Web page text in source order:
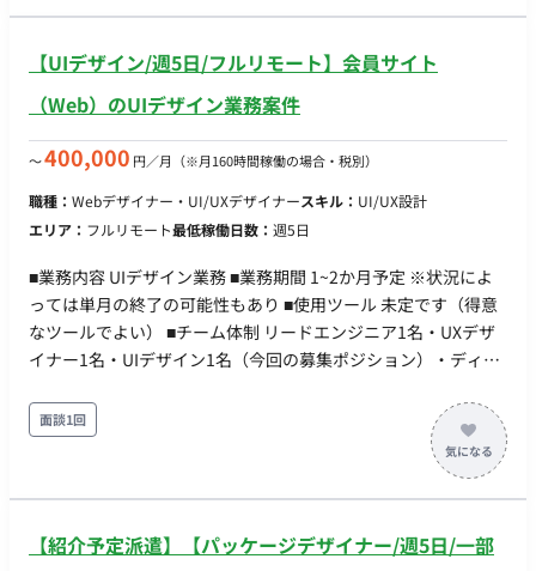
ィレクション、施策の推進まで（※スキルやご希望に応じて調
囲に含みません。あくまで運用・活用の設計とディレクション
が中心となります。 ■チーム体制 社内のメンバーと一緒に進め
み砕いて分かりやすくご提案いただけると助かります。 ■業務
か等） ■対象プロダクト アプリ：CIPPO（シッポ）／地域ポー
タルアプリ ■開発フェーズと予定 アプリのデザイン・開発は完
くフェーズです。 ■案件の魅力（会社について・サービスにつ
いて） 正社員ほどのリソースは割けないものの、既に形になっ
ているアプリを土台に、「地域でどう広げるか」を裁量を持っ
て企画・推進できる環境です。フリーマガジンで17年培った地
域基盤があるため、施策の手応えを感じやすいのも魅力です。
■リモート稼働について ・フルリモート可能 ■働き方 ・月10〜
20時間程度の稼働を想定（初月は立ち上げのため多めを想定）
・定期的な相談・壁打ちベースでの関わり方を想定しています
【UIデザイン/週5日/フルリモート】会員サイト
（Web）のUIデザイン業務案件
〜400,000 円／月 （※月160時間稼働の場合・税別）
職種： Webデザイナー・UI/UXデザイナースキル： UI/UX設計
エリア： フルリモート最低稼働日数： 週5日
■業務内容 UIデザイン業務 ■業務期間 1~2か月予定 ※状況によ
っては単月の終了の可能性もあり ■使用ツール 未定です（得意
なツールでよい） ■チーム体制 リードエンジニア1名・UXデザ
イナー1名・UIデザイン1名（今回の募集ポジション）・ディレ
面談1回
【紹介予定派遣】【パッケージデザイナー/週5日/一部